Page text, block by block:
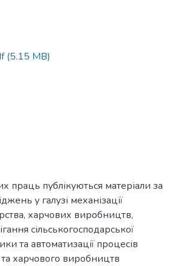
(5.15 MB)
праць публікуються матеріали за
у галузі механізації
харчових виробництв,
сільськогосподарської
та автоматизації процесів
харчового виробництв